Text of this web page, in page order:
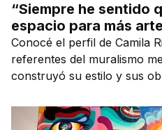
“Siempre he sentido
espacio para más
Conocé el perfil de Camila
referentes del muralismo
construyó su estilo y sus